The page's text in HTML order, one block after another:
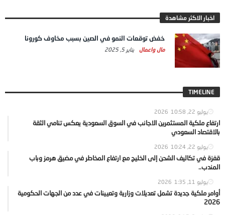
اخبار الاكثر مشاهدة
خفض توقعات النمو في الصين بسبب مخاوف كورونا
مال واعمال يناير 5, 2025
TIMELINE
يوليو 22, 2026 10:58
ارتفاع ملكية المستثمرين الاجانب في السوق السعودية يعكس تنامي الثقة
بالاقتصاد السعودي
يوليو 22, 2026 10:24
قفزة في تكاليف الشحن إلى الخليج مع ارتفاع المخاطر في مضيق هرمز وباب
المندب..
يوليو 11, 2026 1:35
أوامر ملكية جديدة تشمل تعديلات وزارية وتعيينات في عدد من الجهات الحكومية
2026